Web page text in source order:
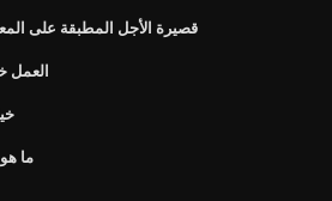
قصيرة الأجل المطبقة على
العمل
ما